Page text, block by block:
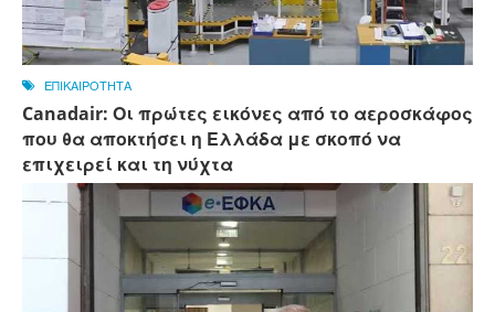
ΕΠΙΚΑΙΡΟΤΗΤΑ
Canadair: Οι πρώτες εικόνες από το αεροσκάφος
που θα αποκτήσει η Ελλάδα με σκοπό να
επιχειρεί και τη νύχτα